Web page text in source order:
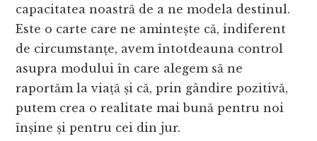
capacitatea noastră de a ne modela destinul.
Este o carte care ne amintește că, indiferent
de circumstanțe, avem întotdeauna control
asupra modului în care alegem să ne
raportăm la viață și că, prin gândire pozitivă,
putem crea o realitate mai bună pentru noi
înșine și pentru cei din jur.